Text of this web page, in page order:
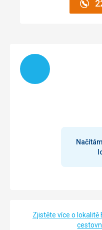
Výhľad bol na stenu. To
more, bazén. Len vysoká
Služby v pohode,
Tato recenze byla
Translate
Načítám
Zjistěte více o lokalitě